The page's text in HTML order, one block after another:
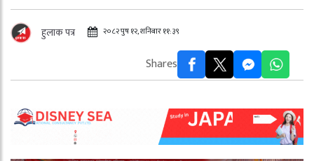
हुलाक पत्र २०८२ पुष १२, शनिबार ११:३९
Shares